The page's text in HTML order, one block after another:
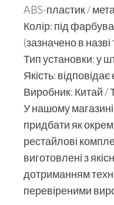
ABS-пластик /
Колір: під
(зазначено в назві
Тип установки: у
Якість:
Виробник: Китай /
У нашому
придбати як
рестайлові
виготовлені з
дотриманням
перевіреними